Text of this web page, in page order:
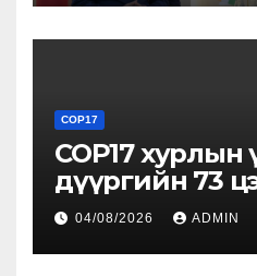
суугаа Онц
Элчин сайд
COP17
COP17 хурлын
дүүргийн 73
сургуульд
хийнэ
04/08/2026 ADMIN